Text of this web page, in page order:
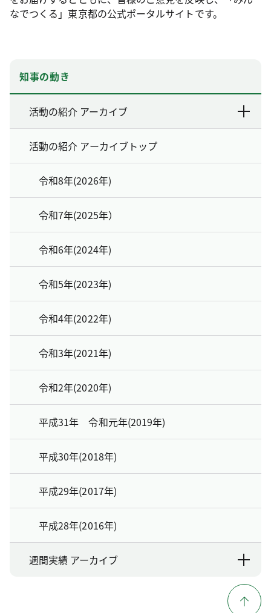
なでつくる」東京都の公式ポータルサイトです。
知事の動き
活動の紹介 アーカイブ
活動の紹介 アーカイブトップ
令和8年(2026年)
令和7年(2025年）
令和6年(2024年)
令和5年(2023年)
令和4年(2022年)
令和3年(2021年)
令和2年(2020年)
平成31年 令和元年(2019年)
平成30年(2018年)
平成29年(2017年)
平成28年(2016年)
週間実績 アーカイブ